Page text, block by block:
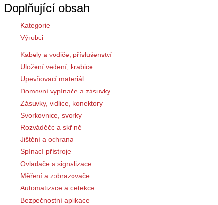
Doplňující obsah
Kategorie
Výrobci
Kabely a vodiče, příslušenství
Uložení vedení, krabice
Upevňovací materiál
Domovní vypínače a zásuvky
Zásuvky, vidlice, konektory
Svorkovnice, svorky
Rozváděče a skříně
Jištění a ochrana
Spínací přístroje
Ovladače a signalizace
Měření a zobrazovače
Automatizace a detekce
Bezpečnostní aplikace